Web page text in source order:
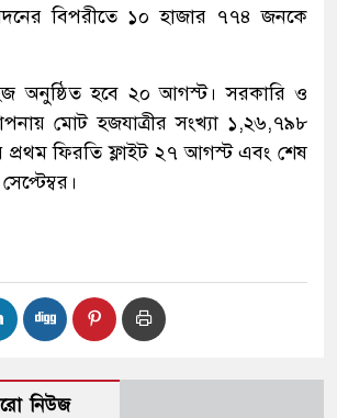
বিপরীতে ১০ হাজার ৭৭৪ জনকে
হজ অনুষ্ঠিত হবে ২০ আগস্ট। সরকারি ও
মোট হজযাত্রীর সংখ্যা ১,২৬,৭৯৮
প্রথম ফিরতি ফ্লাইট ২৭ আগস্ট এবং শেষ
নিউজ